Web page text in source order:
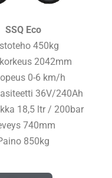
SSQ Eco
450kg
2042mm
0-6 km/h
36V/240Ah
18,5 ltr / 200bar
740mm
850kg